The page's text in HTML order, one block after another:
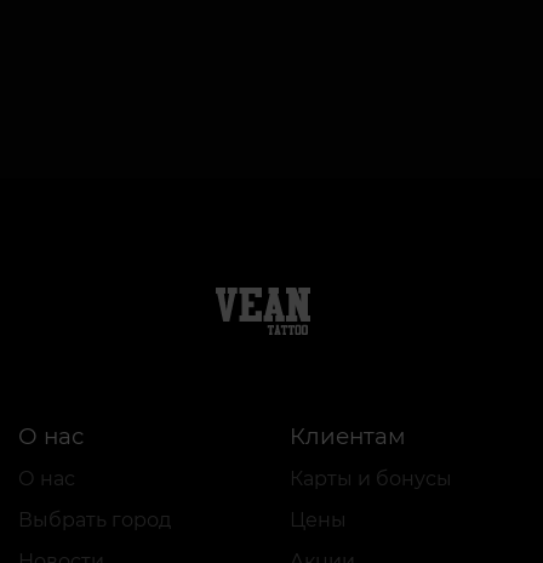
О нас
О нас
Выбрать город
Клиентам
Карты и бонусы
Цены